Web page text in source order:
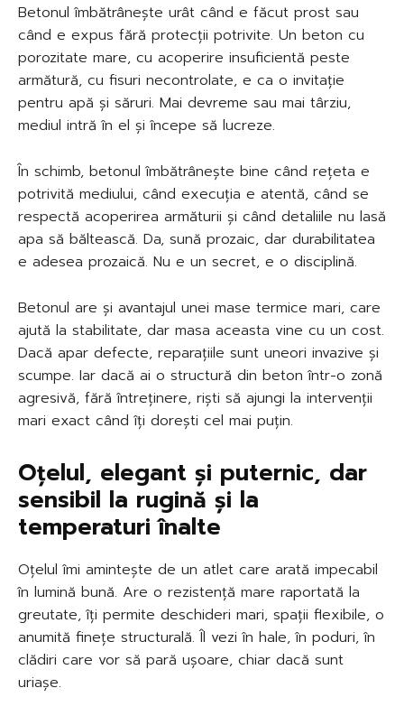
Betonul îmbătrânește urât când e făcut prost sau
când e expus fără protecții potrivite. Un beton cu
porozitate mare, cu acoperire insuficientă peste
armătură, cu fisuri necontrolate, e ca o invitație
pentru apă și săruri. Mai devreme sau mai târziu,
mediul intră în el și începe să lucreze.
În schimb, betonul îmbătrânește bine când rețeta e
potrivită mediului, când execuția e atentă, când se
respectă acoperirea armăturii și când detaliile nu lasă
apa să băltească. Da, sună prozaic, dar durabilitatea
e adesea prozaică. Nu e un secret, e o disciplină.
Betonul are și avantajul unei mase termice mari, care
ajută la stabilitate, dar masa aceasta vine cu un cost.
Dacă apar defecte, reparațiile sunt uneori invazive și
scumpe. Iar dacă ai o structură din beton într-o zonă
agresivă, fără întreținere, riști să ajungi la intervenții
mari exact când îți dorești cel mai puțin.
Oțelul, elegant și puternic, dar
sensibil la rugină și la
temperaturi înalte
Oțelul îmi amintește de un atlet care arată impecabil
în lumină bună. Are o rezistență mare raportată la
greutate, îți permite deschideri mari, spații flexibile, o
anumită finețe structurală. Îl vezi în hale, în poduri, în
clădiri care vor să pară ușoare, chiar dacă sunt
uriașe.